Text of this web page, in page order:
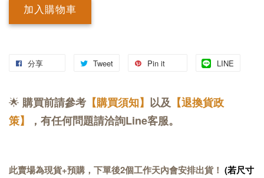
加入購物車
分享 Tweet Pin it LINE
🌟 購買前請參考 【購買須知】 以及 【退換貨政
策】
，有任何問題請洽詢Line客服。
此賣場為現貨+預購，下單後2個工作天內會安排出貨！ (若尺寸